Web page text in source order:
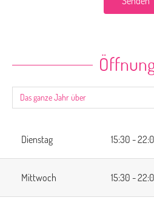
Dienstag 15:30 -
Mittwoch 15:30 -